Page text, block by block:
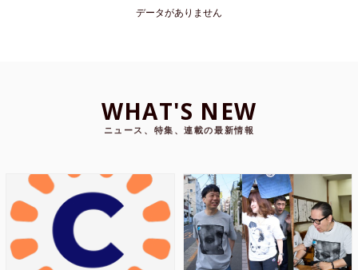
データがありません
WHAT'S NEW
ニュース、特集、連載の最新情報